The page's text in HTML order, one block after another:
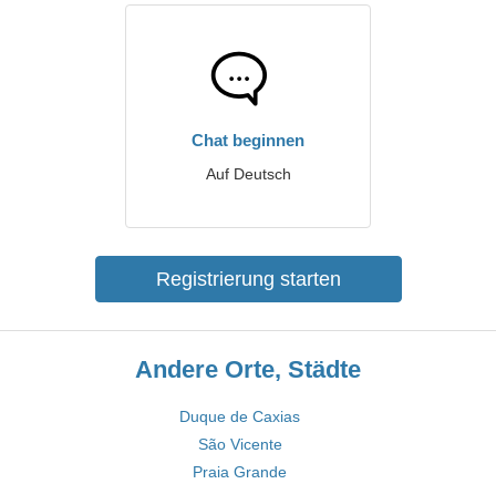
Chat beginnen
Auf Deutsch
Registrierung starten
Andere Orte, Städte
Duque de Caxias
São Vicente
Praia Grande